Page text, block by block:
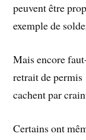
peuvent être
exemple de
Mais encore
retrait de permis
cachent par
Certains ont